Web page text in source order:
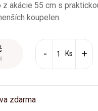
z akácie 55 cm s
koupelen.
Ks
zdarma